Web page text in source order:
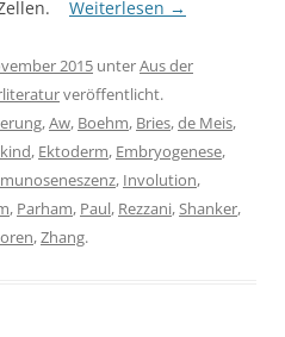
Weiterlesen →
2015 unterAus der
veröffentlicht.
,Aw, Boehm, Bries,de Meis,
, Ektoderm, Embryogenese,
, Involution,
, Parham, Paul, Rezzani,Shanker,
,Zhang.